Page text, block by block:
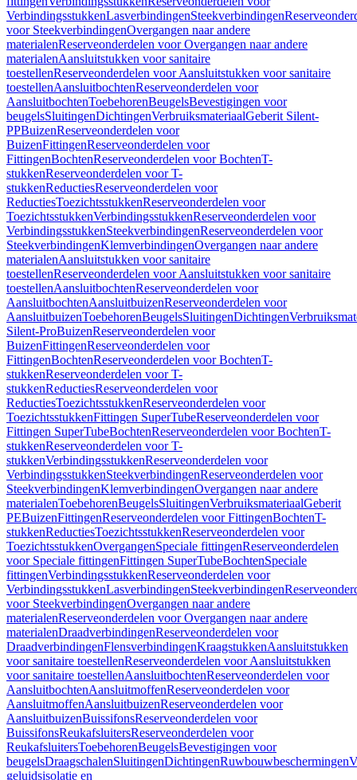
VerbindingsstukkenLasverbindingenSteekverbindingen
voor SteekverbindingenOvergangen naar andere
materialenReserveonderdelen voor Overgangen naar andere
materialenAansluitstukken voor sanitaire
toestellenReserveonderdelen voor Aansluitstukken voor sanitaire
toestellenAansluitbochtenReserveonderdelen voor
AansluitbochtenToebehorenBeugelsBevestigingen voor
beugelsSluitingenDichtingenVerbruiksmateriaalGeberit Silent-
PPBuizenReserveonderdelen voor
BuizenFittingenReserveonderdelen voor
FittingenBochtenReserveonderdelen voor BochtenT-
stukkenReserveonderdelen voor T-
stukkenReductiesReserveonderdelen voor
ReductiesToezichtsstukkenReserveonderdelen voor
ToezichtsstukkenVerbindingsstukkenReserveonderdelen voor
VerbindingsstukkenSteekverbindingenReserveonderdelen voor
SteekverbindingenKlemverbindingenOvergangen naar andere
materialenAansluitstukken voor sanitaire
toestellenReserveonderdelen voor Aansluitstukken voor sanitaire
toestellenAansluitbochtenReserveonderdelen voor
AansluitbochtenAansluitbuizenReserveonderdelen voor
AansluitbuizenToebehorenBeugelsSluitingenDichtingen
Silent-ProBuizenReserveonderdelen voor
BuizenFittingenReserveonderdelen voor
FittingenBochtenReserveonderdelen voor BochtenT-
stukkenReserveonderdelen voor T-
stukkenReductiesReserveonderdelen voor
ReductiesToezichtsstukkenReserveonderdelen voor
ToezichtsstukkenFittingen SuperTubeReserveonderdelen voor
Fittingen SuperTubeBochtenReserveonderdelen voor BochtenT-
stukkenReserveonderdelen voor T-
stukkenVerbindingsstukkenReserveonderdelen voor
VerbindingsstukkenSteekverbindingenReserveonderdelen voor
SteekverbindingenKlemverbindingenOvergangen naar andere
materialenToebehorenBeugelsSluitingenVerbruiksmateriaalGeberit
PEBuizenFittingenReserveonderdelen voor FittingenBochtenT-
stukkenReductiesToezichtsstukkenReserveonderdelen voor
ToezichtsstukkenOvergangenSpeciale fittingenReserveonderdelen
voor Speciale fittingenFittingen SuperTubeBochtenSpeciale
fittingenVerbindingsstukkenReserveonderdelen voor
VerbindingsstukkenLasverbindingenSteekverbindingen
voor SteekverbindingenOvergangen naar andere
materialenReserveonderdelen voor Overgangen naar andere
materialenDraadverbindingenReserveonderdelen voor
DraadverbindingenFlensverbindingenKraagstukkenAansluitstukken
voor sanitaire toestellenReserveonderdelen voor Aansluitstukken
voor sanitaire toestellenAansluitbochtenReserveonderdelen voor
AansluitbochtenAansluitmoffenReserveonderdelen voor
AansluitmoffenAansluitbuizenReserveonderdelen voor
AansluitbuizenBuissifonsReserveonderdelen voor
BuissifonsReukafsluitersReserveonderdelen voor
ReukafsluitersToebehorenBeugelsBevestigingen voor
beugelsDraagschalenSluitingenDichtingenRuwbouwbeschermingen
geluidsisolatie en